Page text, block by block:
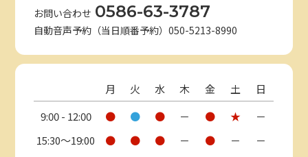
お問い合わせ 0586-63-3787
自動音声予約（当日順番予約）050-5213-8990
月 火 水 木 金 土
日
9:00 - 12:00
● ● ● － ● ★
－
15:30〜19:00
● ● ● － ● － －